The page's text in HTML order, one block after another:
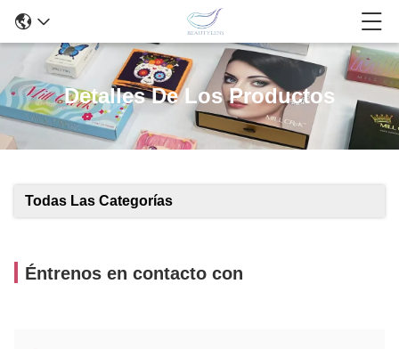
Detalles De Los Productos
Todas Las Categorías
Éntrenos en contacto con